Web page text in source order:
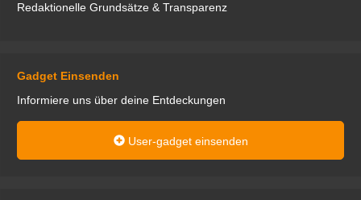
Redaktionelle Grundsätze & Transparenz
Gadget Einsenden
Informiere uns über deine Entdeckungen
User-gadget einsenden